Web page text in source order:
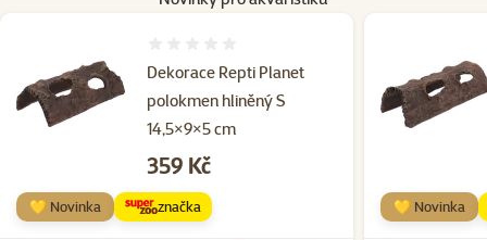
Dekorace Repti Planet
polokmen hliněný S
14,5×9×5 cm
Cena
359 Kč
💛 Novinka značka 💛 Novinka